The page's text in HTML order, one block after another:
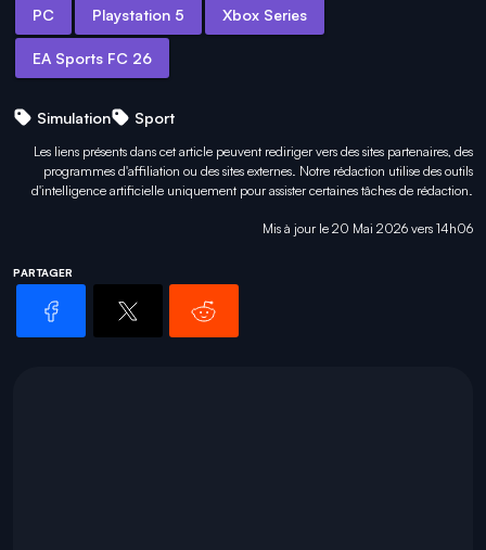
PC Playstation 5 Xbox Series
EA Sports FC 26
Simulation Sport
Les liens présents dans cet article peuvent rediriger vers des sites partenaires, des
programmes d'affiliation ou des sites externes. Notre rédaction utilise des outils
d'intelligence artificielle uniquement pourassister certaines tâches de rédaction.
Mis à jour le 20 Mai 2026 vers 14h06
PARTAGER